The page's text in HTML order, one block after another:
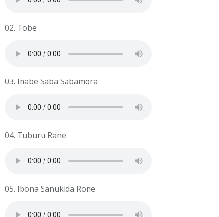
02. Tobe
03. Inabe Saba Sabamora
04. Tuburu Rane
05. Ibona Sanukida Rone